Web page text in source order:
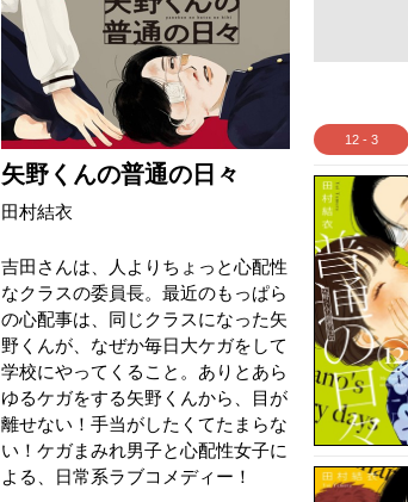
矢野くんの普通の日々
田村結衣
吉田さんは、人よりちょっと心配性
なクラスの委員長。最近のもっぱら
の心配事は、同じクラスになった矢
野くんが、なぜか毎日大ケガをして
学校にやってくること。ありとあら
ゆるケガをする矢野くんから、目が
離せない！手当がしたくてたまらな
い！ケガまみれ男子と心配性女子に
よる、日常系ラブコメディー！
12 - 3